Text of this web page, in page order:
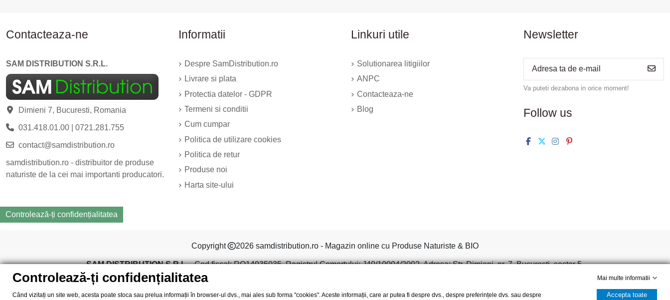
Contacteaza-ne
SAM DISTRIBUTION S.R.L.
Dimieni 7, Bucuresti, Romania
031.418.01.00| 0721.281.755
contact@samdistribution.ro
samdistribution.ro - distribuitor de produse
naturiste de la cei mai importanti producatori.
Informatii
Despre SamDistribution.ro
Livrare si plata
Protectia datelor - GDPR
Termeni si conditii
Cum cumpar
Politica de utilizare cookies
Politica de retur
Produse noi
Harta site-ului
Linkuri utile
Solutionarea litigiilor
ANPC
Contacteaza-ne
Blog
Newsletter
Va puteti dezabona in orice moment!
Follow us
Controlează-ți confidențialitatea
Copyright 2026 samdistribution.ro - Magazin online cu Produse Naturiste & BIO
SAM DISTRIBUTION S.R.L.- Cod fiscal: RO14935035, Registrul Comertului: J40/10004/2002, Adresa: Str. Dimieni, nr. 7, Bucuresti, sector 5.
Controlează-ți confidențialitatea
Când vizitați un site web, acesta poate stoca sau prelua informații în browser-ul dvs., mai ales sub forma "cookies". Aceste informații, care ar putea fi despre dvs., despre preferințele dvs. sau despre
Mai multe informatii
Accepta toate